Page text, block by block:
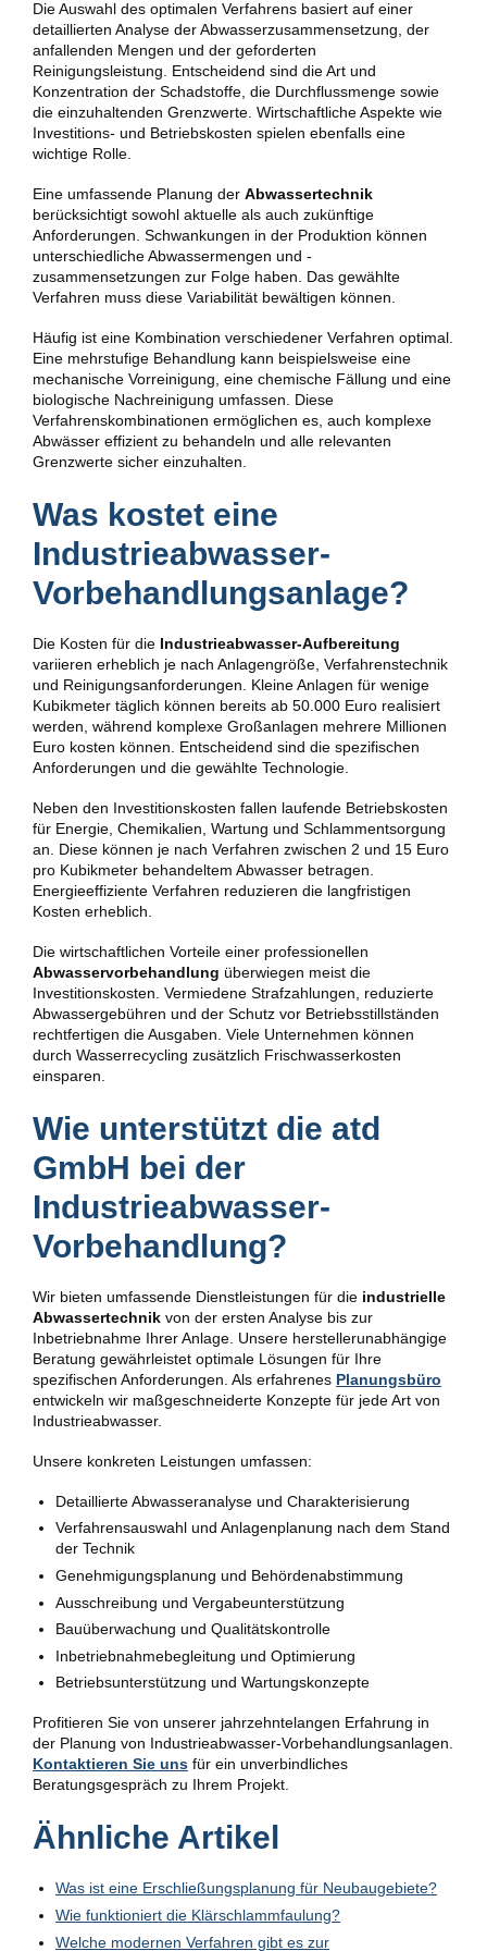
Die Auswahl des optimalen Verfahrens basiert auf einer
detaillierten Analyse der Abwasserzusammensetzung, der
anfallenden Mengen und der geforderten
Reinigungsleistung. Entscheidend sind die Art und
Konzentration der Schadstoffe, die Durchflussmenge sowie
die einzuhaltenden Grenzwerte. Wirtschaftliche Aspekte wie
Investitions- und Betriebskosten spielen ebenfalls eine
wichtige Rolle.
Eine umfassende Planung der Abwassertechnik
berücksichtigt sowohl aktuelle als auch zukünftige
Anforderungen. Schwankungen in der Produktion können
unterschiedliche Abwassermengen und -
zusammensetzungen zur Folge haben. Das gewählte
Verfahren muss diese Variabilität bewältigen können.
Häufig ist eine Kombination verschiedener Verfahren optimal.
Eine mehrstufige Behandlung kann beispielsweise eine
mechanische Vorreinigung, eine chemische Fällung und eine
biologische Nachreinigung umfassen. Diese
Verfahrenskombinationen ermöglichen es, auch komplexe
Abwässer effizient zu behandeln und alle relevanten
Grenzwerte sicher einzuhalten.
Was kostet eine
Industrieabwasser-
Vorbehandlungsanlage?
Die Kosten für die Industrieabwasser-Aufbereitung
variieren erheblich je nach Anlagengröße, Verfahrenstechnik
und Reinigungsanforderungen. Kleine Anlagen für wenige
Kubikmeter täglich können bereits ab 50.000 Euro realisiert
werden, während komplexe Großanlagen mehrere Millionen
Euro kosten können. Entscheidend sind die spezifischen
Anforderungen und die gewählte Technologie.
Neben den Investitionskosten fallen laufende Betriebskosten
für Energie, Chemikalien, Wartung und Schlammentsorgung
an. Diese können je nach Verfahren zwischen 2 und 15 Euro
pro Kubikmeter behandeltem Abwasser betragen.
Energieeffiziente Verfahren reduzieren die langfristigen
Kosten erheblich.
Die wirtschaftlichen Vorteile einer professionellen
Abwasservorbehandlung überwiegen meist die
Investitionskosten. Vermiedene Strafzahlungen, reduzierte
Abwassergebühren und der Schutz vor Betriebsstillständen
rechtfertigen die Ausgaben. Viele Unternehmen können
durch Wasserrecycling zusätzlich Frischwasserkosten
einsparen.
Wie unterstützt die atd
GmbH bei der
Industrieabwasser-
Vorbehandlung?
Wir bieten umfassende Dienstleistungen für die industrielle
Abwassertechnik von der ersten Analyse bis zur
Inbetriebnahme Ihrer Anlage. Unsere herstellerunabhängige
Beratung gewährleistet optimale Lösungen für Ihre
spezifischen Anforderungen. Als erfahrenes Planungsbüro
entwickeln wir maßgeschneiderte Konzepte für jede Art von
Industrieabwasser.
Unsere konkreten Leistungen umfassen:
Detaillierte Abwasseranalyse und Charakterisierung
Verfahrensauswahl und Anlagenplanung nach dem Stand
der Technik
Genehmigungsplanung und Behördenabstimmung
Ausschreibung und Vergabeunterstützung
Bauüberwachung und Qualitätskontrolle
Inbetriebnahmebegleitung und Optimierung
Betriebsunterstützung und Wartungskonzepte
Profitieren Sie von unserer jahrzehntelangen Erfahrung in
der Planung von Industrieabwasser-Vorbehandlungsanlagen.
Kontaktieren Sie uns für ein unverbindliches
Beratungsgespräch zu Ihrem Projekt.
Ähnliche Artikel
Was ist eine Erschließungsplanung für Neubaugebiete?
Wie funktioniert die Klärschlammfaulung?
Welche modernen Verfahren gibt es zur